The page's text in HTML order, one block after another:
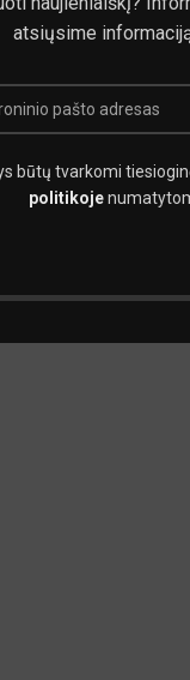
atsiųsime
būtų tvarkomi
politikoje